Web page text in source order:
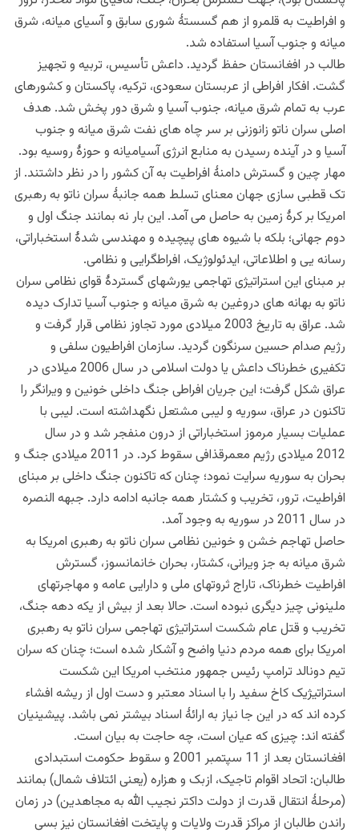
و افراطیت به قلمرو از هم گسستۀ شوری سابق و آسیای میانه، شرق
میانه و جنوب آسیا استفاده شد.
طالب در افغانستان حفظ گردید. داعش تأسیس، تربیه و تجهیز
گشت. افکار افراطی از عربستان سعودی، ترکیه، پاکستان و کشورهای
عرب به تمام شرق میانه، جنوب آسیا و شرق دور پخش شد. هدف
اصلی سران ناتو زانوزنی بر سر چاه های نفت شرق میانه و جنوب
آسیا و در آینده رسیدن به منابع انرژی آسیامیانه و حوزۀ روسیه بود.
مهار چین و گسترش دامنۀ افراطیت به آن کشور را در نظر داشتند. از
تک قطبی سازی جهان معنای تسلط همه جانبۀ سران ناتو به رهبری
امریکا بر کرۀ زمین به حاصل می آمد. این بار نه بمانند جنگ اول و
دوم جهانی؛ بلکه با شیوه های پیچیده و مهندسی شدۀ استخباراتی،
رسانه یی و اطلاعاتی، ایدئولوژیک، افراطگرایی و نظامی.
بر مبنای این استراتیژی تهاجمی یورشهای گستردۀ قوای نظامی سران
ناتو به بهانه های دروغین به شرق میانه و جنوب آسیا تدارک دیده
شد. عراق به تاریخ 2003 میلادی مورد تجاوز نظامی قرار گرفت و
رژیم صدام حسین سرنگون گردید. سازمان افراطیون سلفی و
تکفیری خطرناک داعش یا دولت اسلامی در سال 2006 میلادی در
عراق شکل گرفت؛ این جریان افراطی جنگ داخلی خونین و ویرانگر را
تاکنون در عراق، سوریه و لیبی مشتعل نگهداشته است. لیبی با
عملیات بسیار مرموز استخباراتی از درون منفجر شد و در سال
2012 میلادی رژیم معمرقذافی سقوط کرد. در 2011 میلادی جنگ و
بحران به سوریه سرایت نمود؛ چنان که تاکنون جنگ داخلی بر مبنای
افراطیت، ترور، تخریب و کشتار همه جانبه ادامه دارد. جبهه النصره
در سال 2011 در سوریه به وجود آمد.
حاصل تهاجم خشن و خونین نظامی سران ناتو به رهبری امریکا به
شرق میانه به جز ویرانی، کشتار، بحران خانمانسوز، گسترش
افراطیت خطرناک، تاراج ثروتهای ملی و دارایی عامه و مهاجرتهای
ملینونی چیز دیگری نبوده است. حالا بعد از بیش از یکه دهه جنگ،
تخریب و قتل عام شکست استراتیژی تهاجمی سران ناتو به رهبری
امریکا برای همه مردم دنیا واضح و آشکار شده است؛ چنان که سران
تیم دونالد ترامپ رئیس جمهور منتخب امریکا این شکست
استراتیژیک کاخ سفید را با اسناد معتبر و دست اول از ریشه افشاء
کرده اند که در این جا نیاز به ارائۀ اسناد بیشتر نمی باشد. پیشینیان
گفته اند: چیزی که عیان است، چه حاجت به بیان است.
افغانستان بعد از 11 سپتمبر 2001 و سقوط حکومت استبدادی
طالبان: اتحاد اقوام تاجیک، ازبک و هزاره (یعنی ائتلاف شمال) بمانند
(مرحلۀ انتقال قدرت از دولت داکتر نجیب الله به مجاهدین) در زمان
راندن طالبان از مراکز قدرت ولایات و پایتخت افغانستان نیز بسی